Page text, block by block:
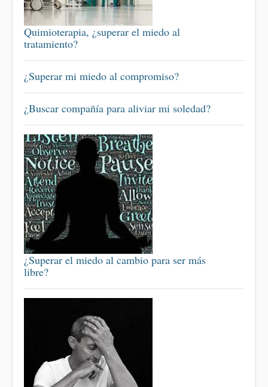
Quimioterapia, ¿superar el miedo al
tratamiento?
¿Superar mi miedo al compromiso?
¿Buscar compañía para aliviar mi soledad?
¿Superar el miedo al cambio para ser más
libre?